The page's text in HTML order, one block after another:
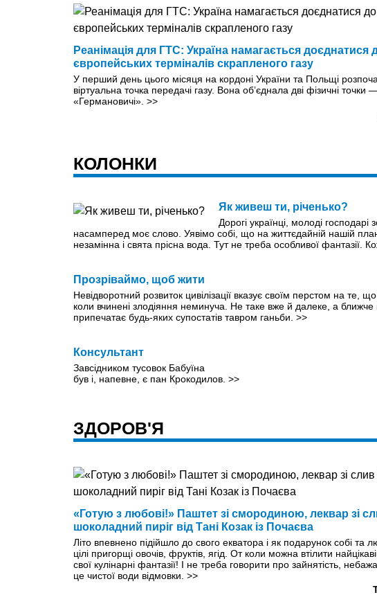
Реанімація для ГТС: Україна намагається доєднатися
європейських терміналів скрапленого газу
У перший день цього місяця на кордоні України та Польщі
віртуальна точка передачі газу. Вона об’єднала дві фізичні точки
«Германовичі». >>
КОЛОНКИ
Як живеш ти, річенько?
Дорогі українці, молоді господарі
насамперед моє слово. Уявімо собі, що на життєдайній нашій
незамінна і свята прісна вода. Тут не треба особливої фантазії.
Прозріваймо, щоб жити
Невідворотний розвиток цивілізації вказує своїм перстом на те,
коли вчинені злодіяння неминуча. Не таке вже й далеке, а
припечатає будь-яких супостатів тавром ганьби. >>
Консультант
Завсідником тусовок Бабуїна
був і, напевне, є пан Крокодилов. >>
ЗДОРОВ'Я
«Готую з любові!» Паштет зі смородиною, леквар зі
шоколадний пиріг від Тані Козак із Почаєва
Літо впевнено підійшло до свого екватора і як подарунок собі та
цілі пригорщі овочів, фруктів, ягід. От коли можна втілити
свої кулінарні фантазії! І не треба говорити про зайнятість,
це чистої води відмовки. >>